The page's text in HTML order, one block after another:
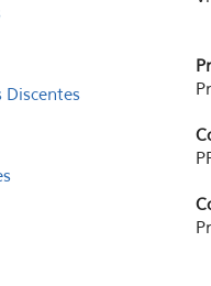
Discentes